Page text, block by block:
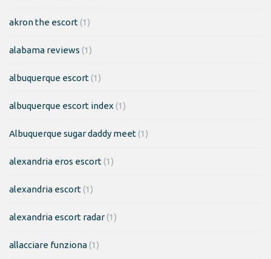
akron the escort(1)
alabama reviews (1)
albuquerque escort(1)
albuquerque escort index (1)
Albuquerque sugar daddy meet(1)
alexandria eros escort(1)
alexandria escort(1)
alexandria escort radar(1)
allacciare funziona(1)